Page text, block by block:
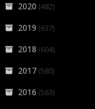
2020 (482)
2019 (637)
2018 (604)
2017 (580)
2016 (563)